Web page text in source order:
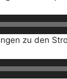
zu den